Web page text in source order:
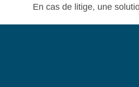
En cas de litige, une